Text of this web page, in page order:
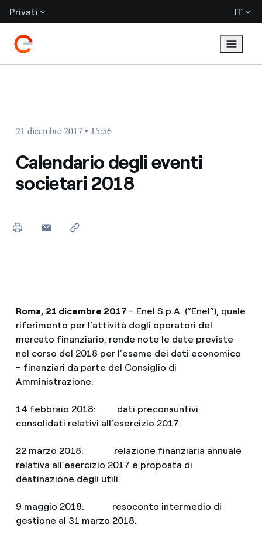
Privati IT
21 dicembre 2017 • 15:56
Calendario degli eventi
societari 2018
Roma, 21 dicembre 2017 – Enel S.p.A. (“Enel”), quale
riferimento per l’attività degli operatori del
mercato finanziario, rende note le date previste
nel corso del 2018 per l’esame dei dati economico
– finanziari da parte del Consiglio di
Amministrazione:
14 febbraio 2018: dati preconsuntivi
consolidati relativi all’esercizio 2017.
22 marzo 2018: relazione finanziaria annuale
relativa all’esercizio 2017 e proposta di
destinazione degli utili.
9 maggio 2018: resoconto intermedio di
gestione al 31 marzo 2018.